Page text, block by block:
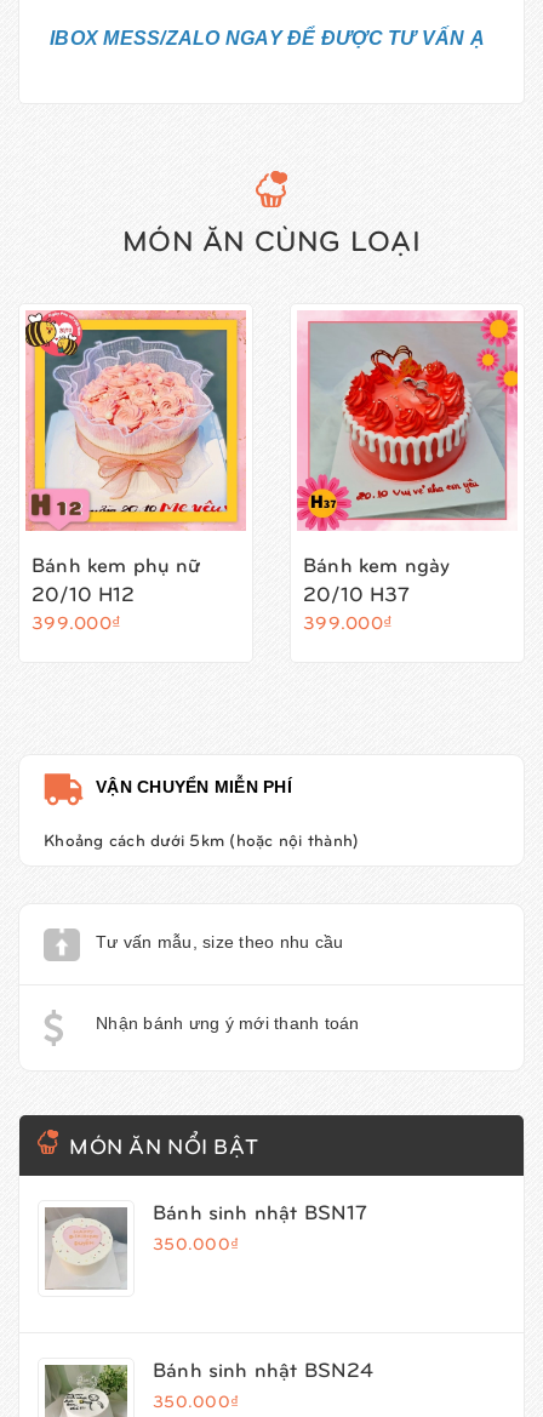
IBOX MESS/ZALO NGAY ĐỂ ĐƯỢC TƯ VẤN Ạ
MÓN ĂN CÙNG LOẠI
Bánh kem phụ nữ
20/10 H12
399.000₫
Bánh kem ngày
20/10 H37
399.000₫
VẬN CHUYỂN MIỄN PHÍ
Khoảng cách dưới 5km (hoặc nội thành)
Tư vấn mẫu, size theo nhu cầu
Nhận bánh ưng ý mới thanh toán
MÓN ĂN NỔI BẬT
Bánh sinh nhật BSN17
350.000₫
Bánh sinh nhật BSN24
350.000₫